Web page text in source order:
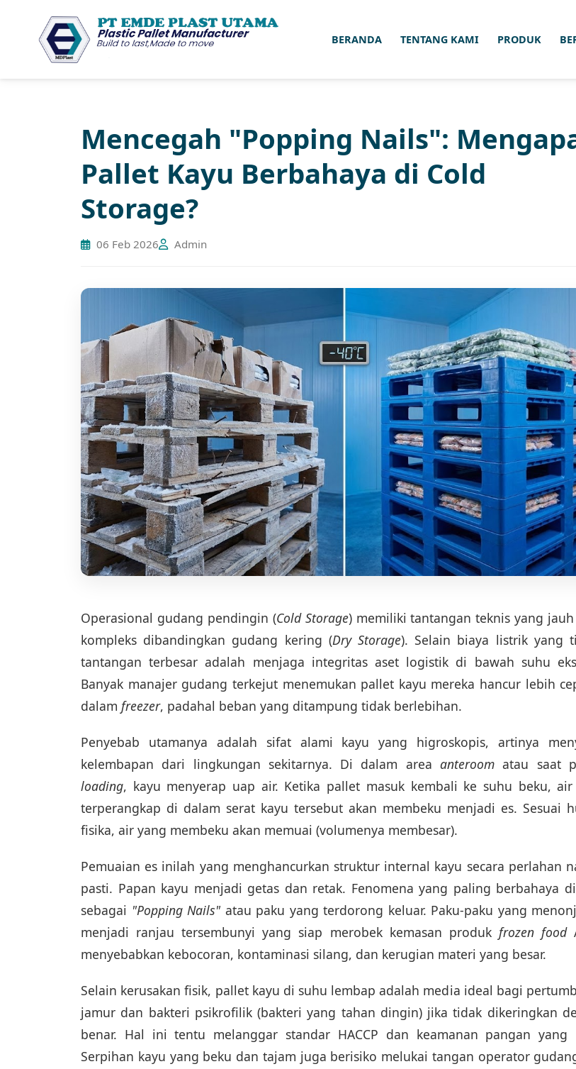
BERANDA TENTANG KAMI PRODUK
Mencegah "Popping Nails":
Pallet Kayu Berbahaya di Cold
Storage?
06 Feb 2026 Admin
Operasional gudang pendingin (Cold Storage) memiliki tantangan teknis yang
kompleks dibandingkan gudang kering (Dry Storage). Selain biaya listrik yang
tantangan terbesar adalah menjaga integritas aset logistik di bawah suhu
Banyak manajer gudang terkejut menemukan pallet kayu mereka hancur lebih
dalam freezer, padahal beban yang ditampung tidak berlebihan.
Penyebab utamanya adalah sifat alami kayu yang higroskopis, artinya
kelembapan dari lingkungan sekitarnya. Di dalam areaanteroom atau saat
loading, kayu menyerap uap air. Ketika pallet masuk kembali ke suhu beku, air
terperangkap di dalam serat kayu tersebut akan membeku menjadi es. Sesuai
fisika, air yang membeku akan memuai (volumenya membesar).
Pemuaian es inilah yang menghancurkan struktur internal kayu secara perlahan
pasti. Papan kayu menjadi getas dan retak. Fenomena yang paling berbahaya
sebagai "Popping Nails"atau paku yang terdorong keluar. Paku-paku yang
menjadi ranjau tersembunyi yang siap merobek kemasan produk frozen food
menyebabkan kebocoran, kontaminasi silang, dan kerugian materi yang besar.
Selain kerusakan fisik, pallet kayu di suhu lembap adalah media ideal bagi
jamur dan bakteri psikrofilik (bakteri yang tahan dingin) jika tidak dikeringkan
benar. Hal ini tentu melanggar standar HACCP dan keamanan pangan yang
Serpihan kayu yang beku dan tajam juga berisiko melukai tangan operator